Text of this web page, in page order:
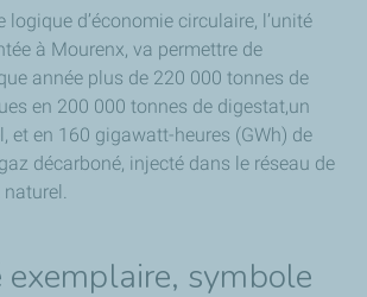
logique d’économie circulaire, l’unité
à Mourenx, va permettre de
année plus de 220 000 tonnes de
en 200 000 tonnes de digestat,un
et en 160 gigawatt-heures (GWh) de
décarboné, injecté dans le réseau de
exemplaire, symbole